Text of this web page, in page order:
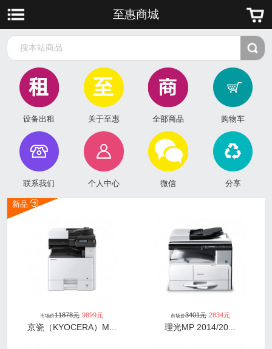
至惠商城
搜本站商品
设备出租 关于至惠 全部商品 购物车
联系我们 个人中心 微信 分享
市场价11878元 9899元
京瓷（KYOCERA）M...
市场价3401元 2834元
理光MP 2014/20...
新品